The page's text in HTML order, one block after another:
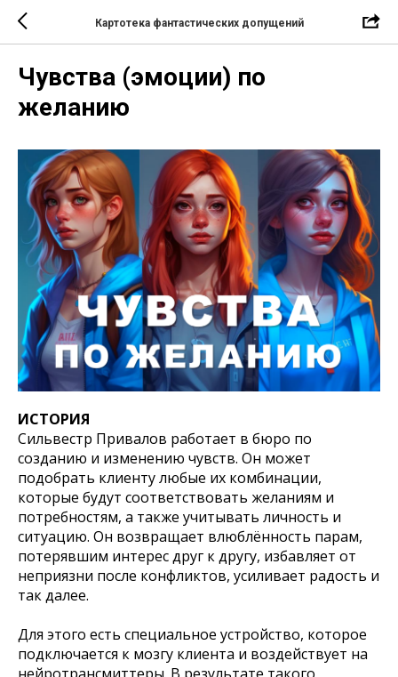
Картотека фантастических допущений
Чувства (эмоции) по
желанию
ИСТОРИЯ
Сильвестр Привалов работает в бюро по
созданию и изменению чувств. Он может
подобрать клиенту любые их комбинации,
которые будут соответствовать желаниям и
потребностям, а также учитывать личность и
ситуацию. Он возвращает влюблённость парам,
потерявшим интерес друг к другу, избавляет от
неприязни после конфликтов, усиливает радость и
так далее.
Для этого есть специальное устройство, которое
подключается к мозгу клиента и воздействует на
нейротрансмиттеры. В результате такого